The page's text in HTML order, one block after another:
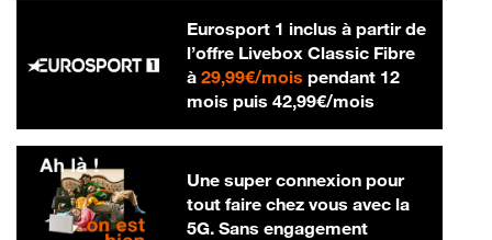
Eurosport 1 inclus à partir de
l’offre Livebox Classic Fibre
à 29,99€/mois29,99 € par mois
pendant 12
mois puis 42,99€/mois42,99 € par
Une super connexion pour
tout faire chez vous avec la
5G. Sans engagement